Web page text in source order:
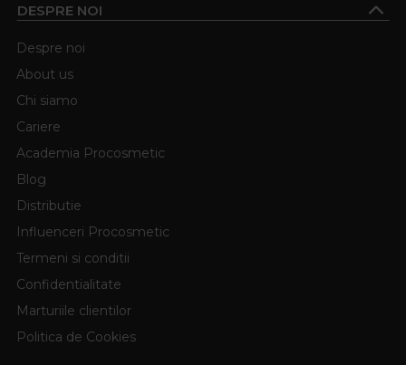
DESPRE NOI
Despre noi
About us
Chi siamo
Cariere
Academia Procosmetic
Blog
Distributie
Influenceri Procosmetic
Termeni si conditii
Confidentialitate
Marturiile clientilor
Politica de Cookies